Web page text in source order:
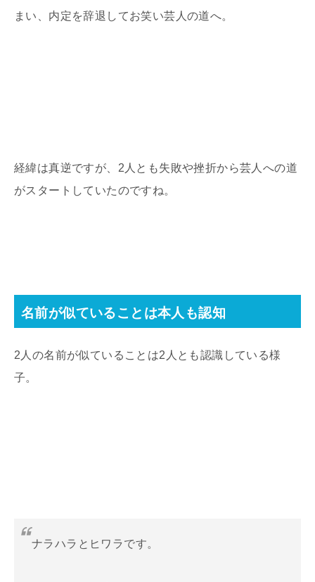
まい、内定を辞退してお笑い芸人の道へ。
経緯は真逆ですが、 2 人とも失敗や挫折から芸人への道
がスタートしていたのですね。
名前が似ていることは本人も認知
2 人の名前が似ていることは2 人とも認識している様
子。
ナラハラとヒワラです。